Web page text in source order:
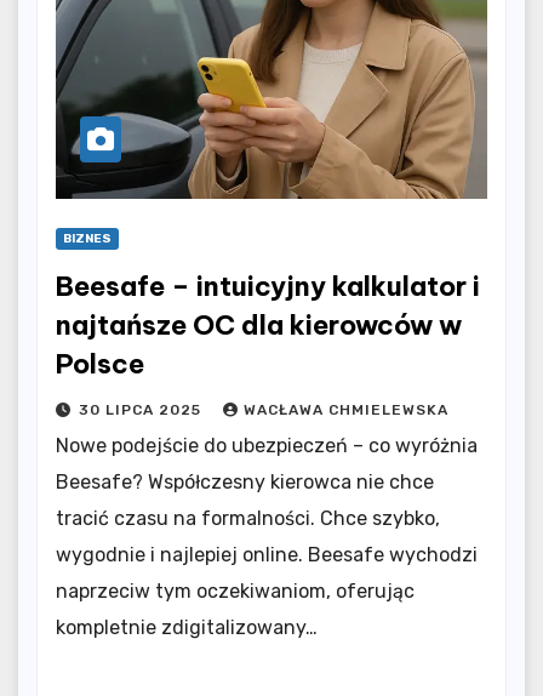
BIZNES
Beesafe – intuicyjny kalkulator i
najtańsze OC dla kierowców w
Polsce
30 LIPCA 2025 WACŁAWA CHMIELEWSKA
Nowe podejście do ubezpieczeń – co wyróżnia
Beesafe? Współczesny kierowca nie chce
tracić czasu na formalności. Chce szybko,
wygodnie i najlepiej online. Beesafe wychodzi
naprzeciw tym oczekiwaniom, oferując
kompletnie zdigitalizowany…